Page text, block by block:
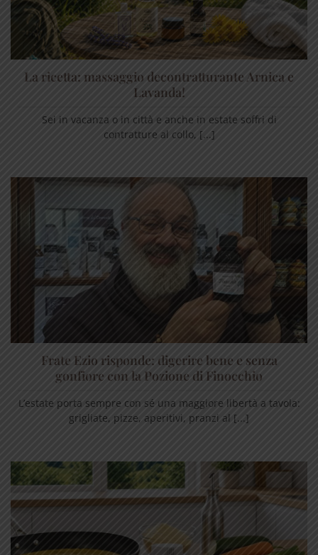
La ricetta: massaggio decontratturante Arnica e
Lavanda!
Sei in vacanza o in città e anche in estate soffri di
contratture al collo, [...]
Frate Ezio risponde: digerire bene e senza
gonfiore con la Pozione di Finocchio
L’estate porta sempre con sé una maggiore libertà a tavola:
grigliate, pizze, aperitivi, pranzi al [...]